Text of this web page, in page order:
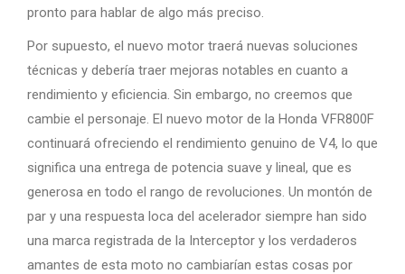
pronto para hablar de algo más preciso.
Por supuesto, el nuevo motor traerá nuevas soluciones
técnicas y debería traer mejoras notables en cuanto a
rendimiento y eficiencia. Sin embargo, no creemos que
cambie el personaje. El nuevo motor de la Honda VFR800F
continuará ofreciendo el rendimiento genuino de V4, lo que
significa una entrega de potencia suave y lineal, que es
generosa en todo el rango de revoluciones. Un montón de
par y una respuesta loca del acelerador siempre han sido
una marca registrada de la Interceptor y los verdaderos
amantes de esta moto no cambiarían estas cosas por